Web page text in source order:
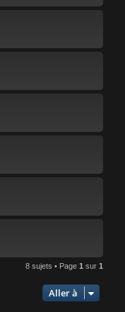
8 sujets • Page 1 sur 1
Aller à